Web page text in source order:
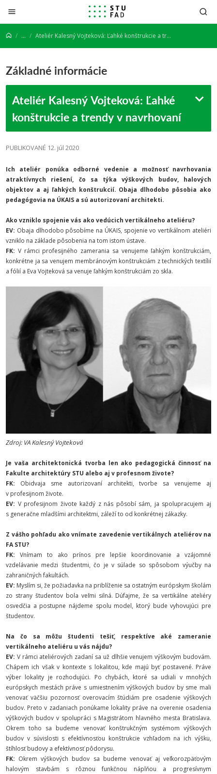
Prejsť na obsah
... Ateliér Kalesný Vojteková: Ľahké konštrukcie a trendy v navrhovaní
Základné informácie
Ateliér Kalesný Vojteková: Ľahké
konštrukcie a trendy v navrhovaní
PUBLIKOVANÉ 12. júl 2020
Ich ateliér ponúka odborné vedenie a možnosť navrhovania
atraktívnych riešení, čo sa týka výškových budov, halových
objektov a aj ľahkých konštrukcií. Obaja dlhodobo pôsobia ako
pedagógovia na ÚKAIS a sú autorizovaní architekti.
Ako vzniklo spojenie vás ako vedúcich vertikálneho ateliéru?
EV: Obaja dlhodobo pôsobíme na ÚKAIS, spojenie vo vertikálnom ateliéri
vzniklo na základe pôsobenia na tom istom ústave.
FK: V rámci profesijného zamerania sa venujeme ľahkým konštrukciám,
konkrétne ja sa venujem membránovým konštrukciám z technických textílií
a fólií a Eva Vojteková sa venuje ľahkým konštrukciám zo skla.
Zdroj: VA Kalesný Vojteková
Je vaša architektonická tvorba len ako pedagogická činnosť na
Fakulte architektúry STU alebo aj v profesnom živote?
FK: Obidvaja sme autorizovaní architekti, tvorbe sa venujeme aj
v profesijnom živote.
EV: V profesijnom živote každý z nás pôsobí sám, ja spolupracujem aj
s generačne mladšími architektmi, záleží to od konkrétnej zákazky.
Z vášho pohľadu ako vnímate zavedenie vertikálnych ateliérov na
FA STU?
FK: Vnímam to ako prínos pre lepšie koordinovanie a vzájomné
vzdelávanie medzi študentmi, čo je v súlade so spôsobom výučby na
zahraničných fakultách.
EV: Myslím si, že požiadavka na priblíženie sa ostatným európskym školám
zo strany študentov bola veľmi silná. Dúfajme, že sa vertikálne ateliéry
osvedčia a postupne nájdeme spolu model, ktorý bude vyhovujúci pre
študentov.
Na čo sa môžu študenti tešiť, respektíve aké zameranie
vertikálneho ateliéru u vás nájdu?
EV: V rámci ateliérových zadaní sa už dlhšie venujem výškovým budovám.
Chápem ich však v kontexte s lokalitou, kde majú byť postavené. Práve
výber lokality je rozhodujúci. Po chybách, ktoré sa udiali v mnohých
európskych mestách práve s umiestnením výškových budov by sme mali
venovať väčšiu pozornosť overovacím štúdiám pre osadenie výškových
budov. Preto v zadaniach ponúkame lokality práve na overenie osadenia
výškových budov v spolupráci s Magistrátom hlavného mesta Bratislava.
Okrem toho sa budeme venovať konštrukčným systémom výškových
budov v súvislosti s efektívnosťou konštrukcie vzhľadom na ich výšku,
štíhlosť budovy a efektívnosť pôdorysu.
FK: Okrem výškových budov sa budeme venovať aj veľkorozpäťovým
halovým stavbám s rôznou funkčnou náplňou a progresívnym